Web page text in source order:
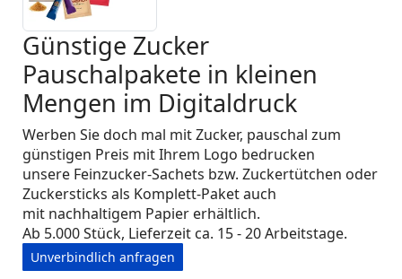
Günstige Zucker
Pauschalpakete in kleinen
Mengen im Digitaldruck
Werben Sie doch mal mit Zucker, pauschal zum
günstigen Preis mit Ihrem Logo bedrucken
unsere Feinzucker-Sachets bzw. Zuckertütchen oder
Zuckersticks als Komplett-Paket auch
mit nachhaltigem Papier erhältlich.
Ab 5.000 Stück, Lieferzeit ca. 15 - 20 Arbeitstage.
Unverbindlich anfragen